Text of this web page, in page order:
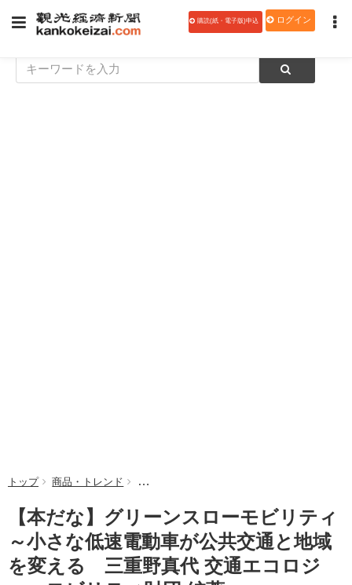
購読(紙・電子版)申込 ログイン
トップ 商品・トレンド 【本だな】グリーンスローモビリティ～小
【本だな】グリーンスローモビリティ
～小さな低速電動車が公共交通と地域
を変える 三重野真代 交通エコロジ